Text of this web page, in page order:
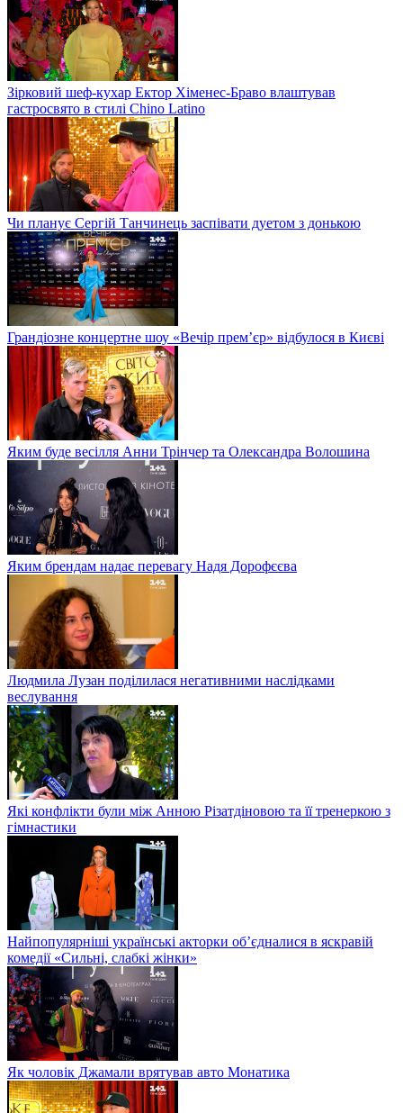
Зірковий шеф-кухар Ектор Хіменес-Браво влаштував
гастросвято в стилі Chino Latino
Чи планує Сергій Танчинець заспівати дуетом з донькою
Грандіозне концертне шоу «Вечір прем’єр» відбулося в Києві
Яким буде весілля Анни Трінчер та Олександра Волошина
Яким брендам надає перевагу Надя Дорофєєва
Людмила Лузан поділилася негативними наслідками
веслування
Які конфлікти були між Анною Різатдіновою та її тренеркою з
гімнастики
Найпопулярніші українські акторки об’єдналися в яскравій
комедії «Сильні, слабкі жінки»
Як чоловік Джамали врятував авто Монатика